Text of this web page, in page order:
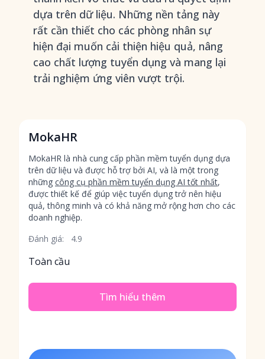
dựa trên dữ liệu. Những nền tảng này
rất cần thiết cho các phòng nhân sự
hiện đại muốn cải thiện hiệu quả, nâng
cao chất lượng tuyển dụng và mang lại
trải nghiệm ứng viên vượt trội.
MokaHR
MokaHR là nhà cung cấp phần mềm tuyển dụng dựa
trên dữ liệu và được hỗ trợ bởi AI, và là một trong
những công cụ phần mềm tuyển dụng AI tốt nhất,
được thiết kế để giúp việc tuyển dụng trở nên hiệu
quả, thông minh và có khả năng mở rộng hơn cho các
doanh nghiệp.
Đánh giá:
4.9
Toàn cầu
Tìm hiểu thêm